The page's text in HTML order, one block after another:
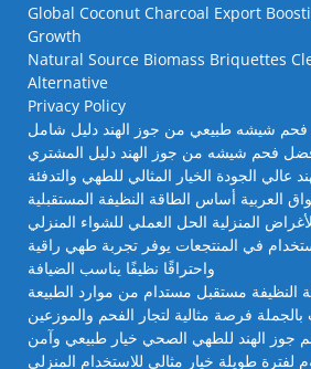
Global Coconut Charcoal Export
Growth
Natural Source Biomass Briquettes
Alternative
Privacy Policy
شيشه طبيعي من جوز الهند دليل شامل
فحم شيشه من جوز الهند دليل المشتري
عالي الجودة الخيار المثالي للطهي والتدفئة
العربية أساس الطاقة النظيفة المستقبلية
المنزلية الحل العملي للشواء المنزلي
في المنتجعات يوفر تجربة طهي راقية
واحتراقًا نظيفًا يناسب الضيافة
النظيفة مستقبل مستدام من موارد الطبيعة
فرصة مثالية لتجار الفحم والموزعين
جوز الهند للطهي الصحي خيار طبيعي وآمن
لفترة طويلة خيار مثالي للاستخدام المنزلي